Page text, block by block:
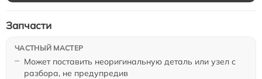
Может поставить неоригинальную деталь или узел с
разбора, не предупредив
Запчасти